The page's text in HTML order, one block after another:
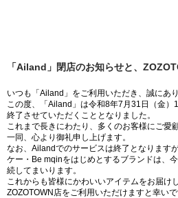
「Ailand」閉店のお知らせと、
いつも「Ailand」をご利用いただき、誠にあ
この度、「Ailand」は令和8年7月31日（金）
終了させていただくこととなりました。
これまで長きにわたり、多くのお客様にご愛
一同、心より御礼申し上げます。
なお、Ailandでのサービスは終了となります
ケー・Be mqinをはじめとするブランドは、
続してまいります。
これからも皆様にかわいいアイテムをお届け
ZOZOTOWN店をご利用いただけますと幸いで